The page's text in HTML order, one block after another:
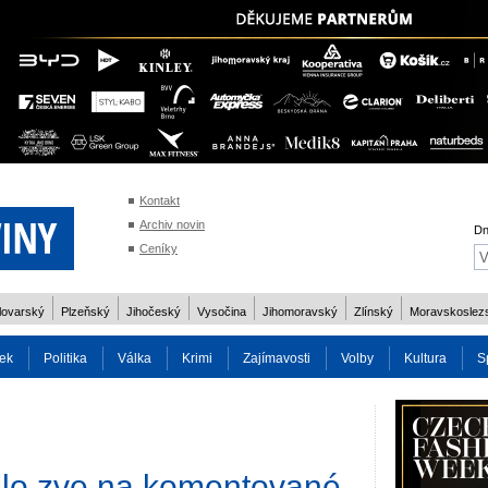
Kontakt
Archiv novin
Ceníky
Plzeňský Jihočeský Vysočina Jihomoravský Zlínský
Politika Válka Krimi Zajímavosti Volby Kultura
Charita